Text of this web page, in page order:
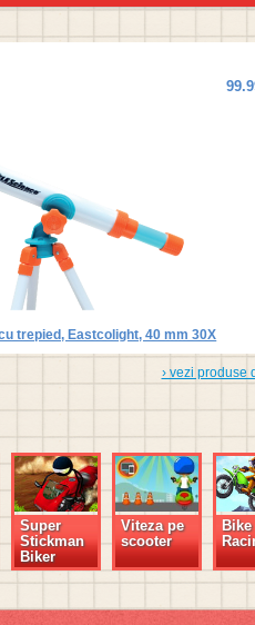
trepied, Eastcolight, 40 mm 30X
› vezi produse
Super
Stickman
Biker
Viteza pe
scooter
Bike